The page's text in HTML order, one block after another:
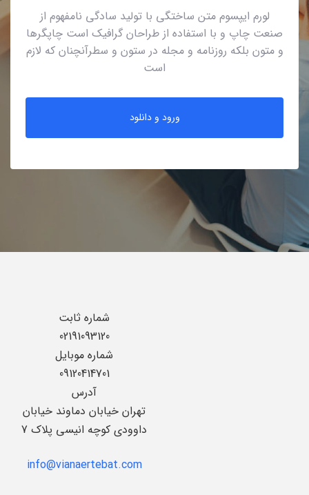
لورم ایپسوم متن ساختگی با تولید سادگی نامفهوم از
صنعت چاپ و با استفاده از طراحان گرافیک است چاپگرها
و متون بلکه روزنامه و مجله در ستون و سطرآنچنان که لازم
است
ورود و دانلود
شماره ثابت
02191093120
شماره موبایل
09120414701
آدرس
تهران خیابان دماوند خیابان
داوودی کوچه انیسی پلاک 7
info@vianaertebat.com